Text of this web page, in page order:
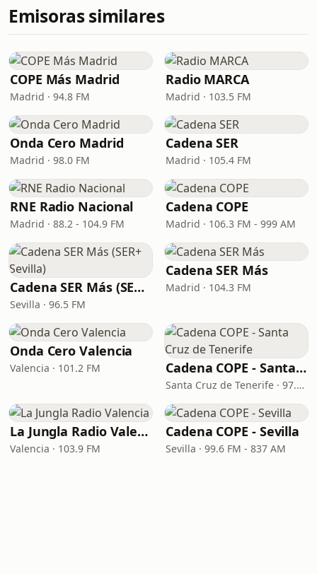
Emisoras similares
COPE Más Madrid
Madrid · 94.8 FM
Radio MARCA
Madrid · 103.5 FM
Onda Cero Madrid
Madrid · 98.0 FM
Cadena SER
Madrid · 105.4 FM
RNE Radio Nacional
Madrid · 88.2 - 104.9 FM
Cadena COPE
Madrid · 106.3 FM - 999 AM
Cadena SER Más (SER+ Sevilla)
Sevilla · 96.5 FM
Cadena SER Más
Madrid · 104.3 FM
Onda Cero Valencia
Valencia · 101.2 FM Cadena COPE - Santa Cruz de Tenerife
Santa Cruz de Tenerife · 97.1 FM - 882 AM
La Jungla Radio Valencia
Valencia · 103.9 FM
Cadena COPE - Sevilla
Sevilla · 99.6 FM - 837 AM